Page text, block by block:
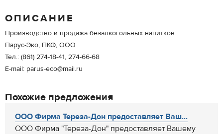
ОПИСАНИЕ
Производство и продажа безалкогольных напитков.
Парус-Эко, ПКФ, ООО
Тел.: (861) 274-18-41, 274-66-68
E-mail: parus-eco@mail.ru
Похожие предложения
ООО Фирма Тереза-Дон предоставляет Ваш...
ООО Фирма "Тереза-Дон" предоставляет Вашему